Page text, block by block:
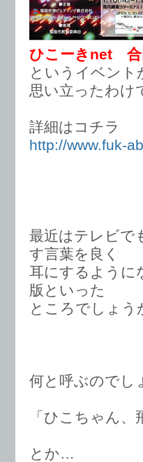
ひこーきnet 合
というイベント
思い立ったわけ
詳細はコチラ
http://www.fuk-
最近はテレビで
す言葉を良く
耳にするように
版といった
ところでしょう
何と呼ぶのでし
「ひこちゃん
とか…